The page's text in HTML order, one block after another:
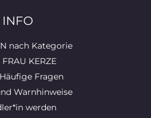
INFO
nach Kategorie
KERZE
Fragen
Warnhinweise
werden